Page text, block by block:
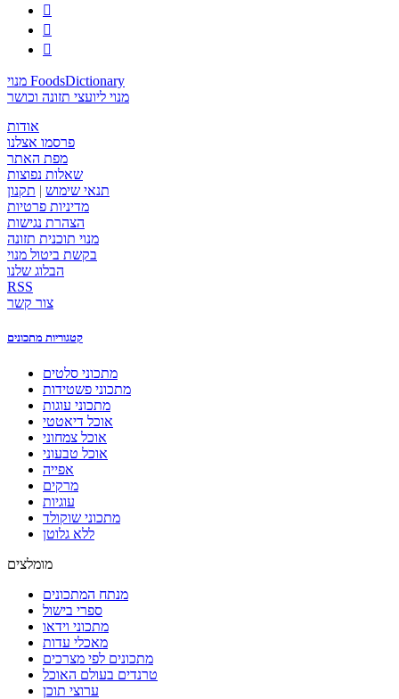



מנוי FoodsDictionary
מנוי ליועצי תזונה וכושר
אודות
פרסמו אצלנו
מפת האתר
שאלות נפוצות
תנאי שימוש | תקנון
מדיניות פרטיות
הצהרת נגישות
מנוי תוכנית תזונה
בקשת ביטול מנוי
הבלוג שלנו
RSS
צור קשר
קטגוריות מתכונים
מתכוני סלטים
מתכוני פשטידות
מתכוני עוגות
אוכל דיאטטי
אוכל צמחוני
אוכל טבעוני
אפייה
מרקים
עוגיות
מתכוני שוקולד
ללא גלוטן
מומלצים
מנתח המתכונים
ספרי בישול
מתכוני וידאו
מאכלי עדות
מתכונים לפי מצרכים
טרנדים בעולם האוכל
ערוצי תוכן